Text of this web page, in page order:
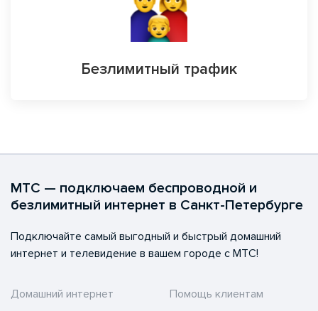
Безлимитный трафик
МТС — подключаем беспроводной и
безлимитный интернет в Санкт-Петербурге
Подключайте самый выгодный и быстрый домашний
интернет и телевидение в вашем городе с МТС!
Домашний интернет
Помощь клиентам